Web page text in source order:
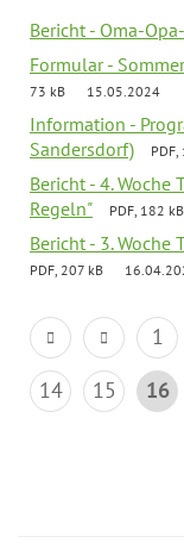
Bericht - Oma-
Formular -
73 kB
15.05.2024
Information -
Sandersdorf)
Bericht - 4. Woche
Regeln"
PDF, 182 kB
Bericht - 3. Woche
PDF, 207 kB
1
14
15 16